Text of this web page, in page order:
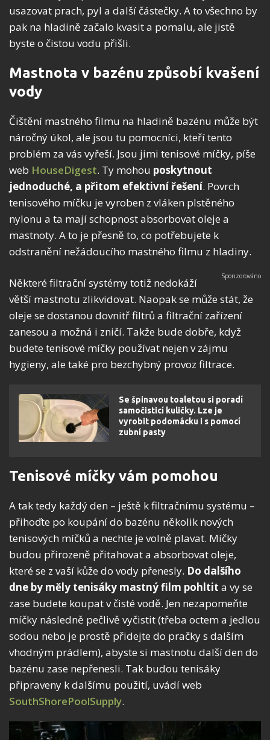
usazovat prach, pyl a další částečky. A to všechno by
pak na hladině začalo kvasit a pomalu, ale jistě
byste o čistou vodu přišli.
Mastnota v bazénu způsobí kvašení
vody
Čištění mastného filmu na hladině bazénu může být
náročný úkol, ale jsou tu pomocníci, kteří tento
problém za vás vyřeší. Jsou jimi tenisové míčky, píše
web HouseDigest. Ty mohou poskytnout
jednoduché, a přitom efektivní řešení. Povrch
tenisového míčku je vyroben z vláken plstěného
nylonu a ta mají schopnost absorbovat oleje a
mastnoty. A to je přesně to, co potřebujete k
odstranění nežádoucího mastného filmu z hladiny.
Některé filtrační systémy totiž nedokáží
větší mastnotu zlikvidovat. Naopak se může stát, že
oleje se dostanou dovnitř filtrů a filtrační zařízení
zanesou a možná i zničí. Takže bude dobře, když
budete tenisové míčky používat nejen v zájmu
hygieny, ale také pro bezchybný provoz filtrace.
Se špinavou toaletou si poradí
samočisticí kuličky. Lze je
vyrobit podomácku i s pomocí
zubní pasty
Tenisové míčky vám pomohou
A tak tedy každý den – ještě k filtračnímu systému –
přihoďte po koupání do bazénu několik nových
tenisových míčků a nechte je volně plavat. Míčky
budou přirozeně přitahovat a absorbovat oleje,
které se z vaší kůže do vody přenesly. Do dalšího
dne by měly tenisáky mastný film pohltit a vy se
zase budete koupat v čisté vodě. Jen nezapomeňte
míčky následně pečlivě vyčistit (třeba octem a jedlou
sodou nebo je prostě přidejte do pračky s dalším
vhodným prádlem), abyste si mastnotu další den do
bazénu zase nepřenesli. Tak budou tenisáky
připraveny k dalšímu použití, uvádí web
SouthShorePoolSupply.